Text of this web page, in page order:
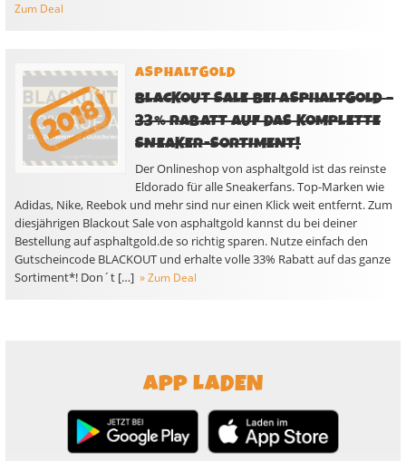
Zum Deal
ASPHALTGOLD
BLACKOUT SALE BEI ASPHALTGOLD –
33% RABATT AUF DAS KOMPLETTE
SNEAKER-SORTIMENT!
Der Onlineshop von asphaltgold ist das reinste
Eldorado für alle Sneakerfans. Top-Marken wie
Adidas, Nike, Reebok und mehr sind nur einen Klick weit entfernt. Zum
diesjährigen Blackout Sale von asphaltgold kannst du bei deiner
Bestellung auf asphaltgold.de so richtig sparen. Nutze einfach den
Gutscheincode BLACKOUT und erhalte volle 33% Rabatt auf das ganze
Sortiment*! Don´t […] » Zum Deal
APP LADEN